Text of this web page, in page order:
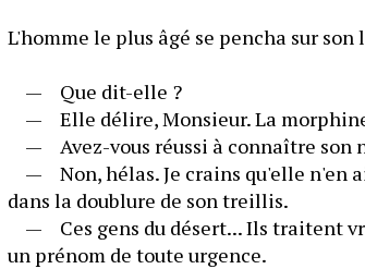
L'homme le plus âgé se pencha sur son
	—	Que dit-elle ?
—	Elle délire, Monsieur. La morphine
—	Avez-vous réussi à connaître son
—	Non, hélas. Je crains qu'elle n'en
dans la doublure de son treillis.
—	Ces gens du désert... Ils traitent
un prénom de toute urgence.